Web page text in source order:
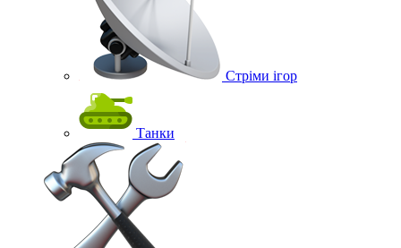
Стріми ігор
Танки